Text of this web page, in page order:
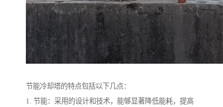
节能冷却塔的特点包括以下几点：
1. 节能：采用的设计和技术，能够显著降低能耗，提高